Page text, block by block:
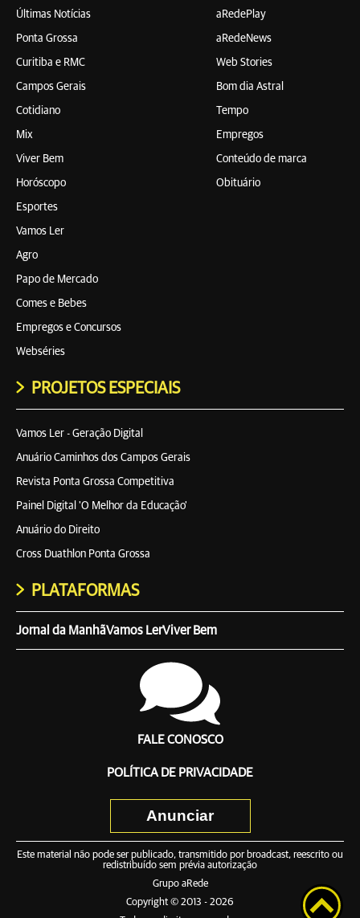
Últimas Notícias
Ponta Grossa
Curitiba e RMC
Campos Gerais
Cotidiano
Mix
Viver Bem
Horóscopo
Esportes
Vamos Ler
Agro
Papo de Mercado
Comes e Bebes
Empregos e Concursos
Webséries
aRedePlay
aRedeNews
Web Stories
Bom dia Astral
Tempo
Empregos
Conteúdo de marca
Obituário
PROJETOS ESPECIAIS
Vamos Ler - Geração Digital
Anuário Caminhos dos Campos Gerais
Revista Ponta Grossa Competitiva
Painel Digital 'O Melhor da Educação'
Anuário do Direito
Cross Duathlon Ponta Grossa
PLATAFORMAS
Jornal da ManhãVamos LerViver Bem
FALE CONOSCO
POLÍTICA DE PRIVACIDADE
Anunciar
Este material não pode ser publicado, transmitido por broadcast, reescrito ou
redistribuído sem prévia autorização
Grupo aRede
Copyright © 2013 - 2026